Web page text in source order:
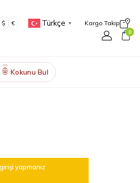
$ € Türkçe ▼ Kargo Takip
0
🌸 Kokunu Bul
yapmanız